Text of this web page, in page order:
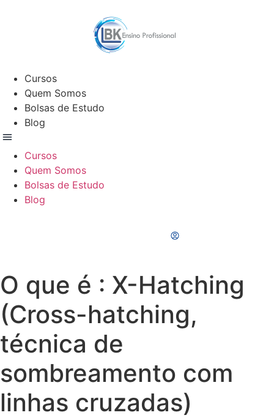
Cursos
Quem Somos
Bolsas de Estudo
Blog
Cursos
Quem Somos
Bolsas de Estudo
Blog
O que é : X-Hatching
(Cross-hatching,
técnica de
sombreamento com
linhas cruzadas)